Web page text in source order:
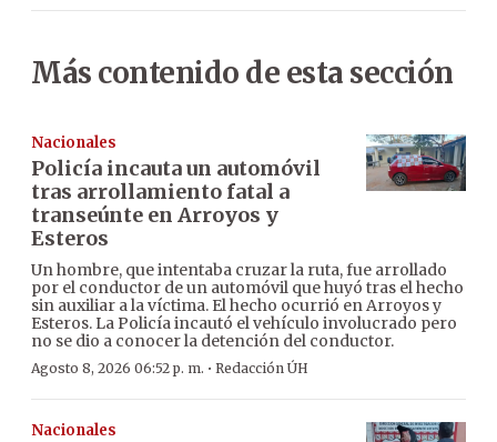
Más contenido de esta sección
Nacionales
Policía incauta un automóvil
tras arrollamiento fatal a
transeúnte en Arroyos y
Esteros
Un hombre, que intentaba cruzar la ruta, fue arrollado
por el conductor de un automóvil que huyó tras el hecho
sin auxiliar a la víctima. El hecho ocurrió en Arroyos y
Esteros. La Policía incautó el vehículo involucrado pero
no se dio a conocer la detención del conductor.
Agosto 8, 2026 06:52 p. m. · Redacción ÚH
Nacionales